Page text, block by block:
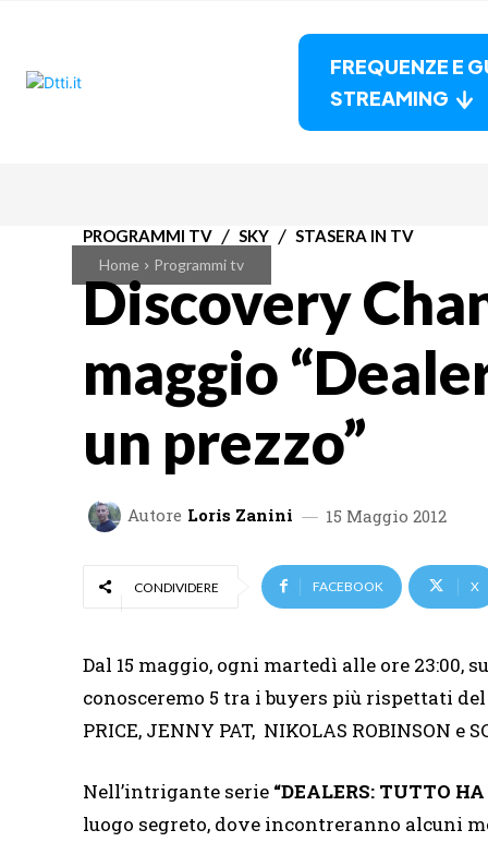
FREQUENZE E
STREAMING
Home Programmi tv
PROGRAMMI TV SKY STASERA IN TV
Discovery
maggio
un prezzo”
Autore Loris Zanini 15 Maggio 2012
CONDIVIDERE FACEBOOK X
Dal 15 maggio, ogni martedì alle ore 23:00,
conosceremo 5 tra i buyers più rispettati del
PRICE, JENNY PAT, NIKOLAS ROBINSON e
Nell’intrigante serie “DEALERS: TUTTO
luogo segreto, dove incontreranno alcuni